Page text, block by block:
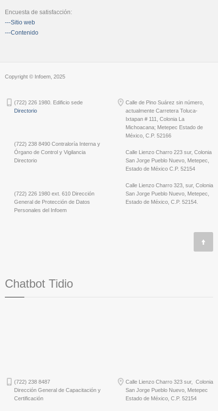
Encuesta de satisfacción:
---Sitio web
---Contenido
Copyright © Infoem, 2025
(722) 226 1980. Edificio sede
Directorio
(722) 238 8490 Contraloría Interna y
Órgano de Control y Vigilancia
Directorio
(722) 226 1980 ext. 610 Dirección
General de Protección de Datos
Personales del Infoem
Calle de Pino Suárez sin número,
actualmente Carretera Toluca-
Ixtapan # 111, Colonia La
Michoacana; Metepec Estado de
México, C.P. 52166
Calle Lienzo Charro 223 sur, Colonia
San Jorge Pueblo Nuevo, Metepec,
Estado de México C.P. 52154
Calle Lienzo Charro 323, sur, Colonia
San Jorge Pueblo Nuevo, Metepec,
Estado de México, C.P. 52154.
Chatbot Tidio
(722) 238 8487
Dirección General de Capacitación y
Certificación
Calle Lienzo Charro 323 sur, Colonia
San Jorge Pueblo Nuevo, Metepec
Estado de México, C.P. 52154